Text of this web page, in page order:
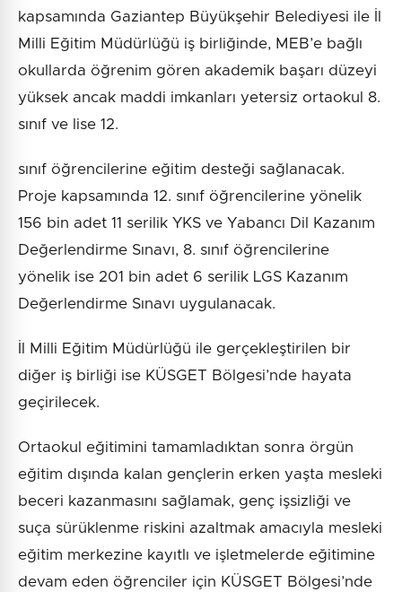
kapsamında Gaziantep Büyükşehir Belediyesi ile İl
Milli Eğitim Müdürlüğü iş birliğinde, MEB’e bağlı
okullarda öğrenim gören akademik başarı düzeyi
yüksek ancak maddi imkanları yetersiz ortaokul 8.
sınıf ve lise 12.
sınıf öğrencilerine eğitim desteği sağlanacak.
Proje kapsamında 12. sınıf öğrencilerine yönelik
156 bin adet 11 serilik YKS ve Yabancı Dil Kazanım
Değerlendirme Sınavı, 8. sınıf öğrencilerine
yönelik ise 201 bin adet 6 serilik LGS Kazanım
Değerlendirme Sınavı uygulanacak.
İl Milli Eğitim Müdürlüğü ile gerçekleştirilen bir
diğer iş birliği ise KÜSGET Bölgesi’nde hayata
geçirilecek.
Ortaokul eğitimini tamamladıktan sonra örgün
eğitim dışında kalan gençlerin erken yaşta mesleki
beceri kazanmasını sağlamak, genç işsizliği ve
suça sürüklenme riskini azaltmak amacıyla mesleki
eğitim merkezine kayıtlı ve işletmelerde eğitimine
devam eden öğrenciler için KÜSGET Bölgesi’nde